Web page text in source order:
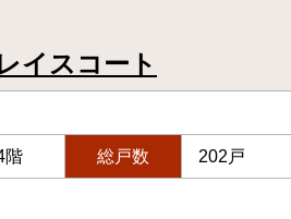
イスコート
階 総戸数 202戸